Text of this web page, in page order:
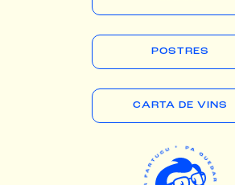
POSTRES
CARTA DE VINS